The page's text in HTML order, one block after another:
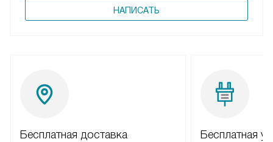
НАПИСАТЬ
Бесплатная доставка Бесплатная